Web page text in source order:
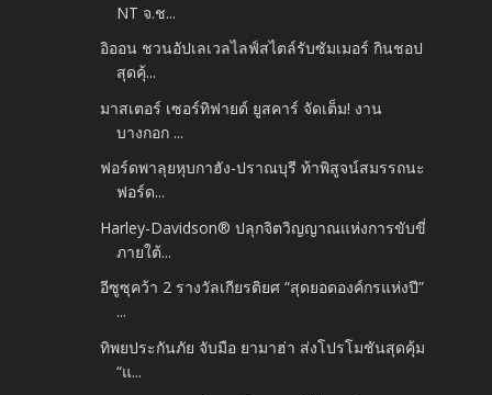
NT จ.ช...
อิออน ชวนอัปเลเวลไลฟ์สไตล์รับซัมเมอร์ กินชอป
สุดคุ้...
มาสเตอร์ เซอร์ทิฟายด์ ยูสคาร์ จัดเต็ม! งาน
บางกอก ...
ฟอร์ดพาลุยหุบกาฮัง-ปราณบุรี ท้าพิสูจน์สมรรถนะ
ฟอร์ด...
Harley-Davidson® ปลุกจิตวิญญาณแห่งการขับขี่
ภายใต้...
อีซูซุคว้า 2 รางวัลเกียรติยศ “สุดยอดองค์กรแห่งปี”
...
ทิพยประกันภัย จับมือ ยามาฮ่า ส่งโปรโมชันสุดคุ้ม
“แ...